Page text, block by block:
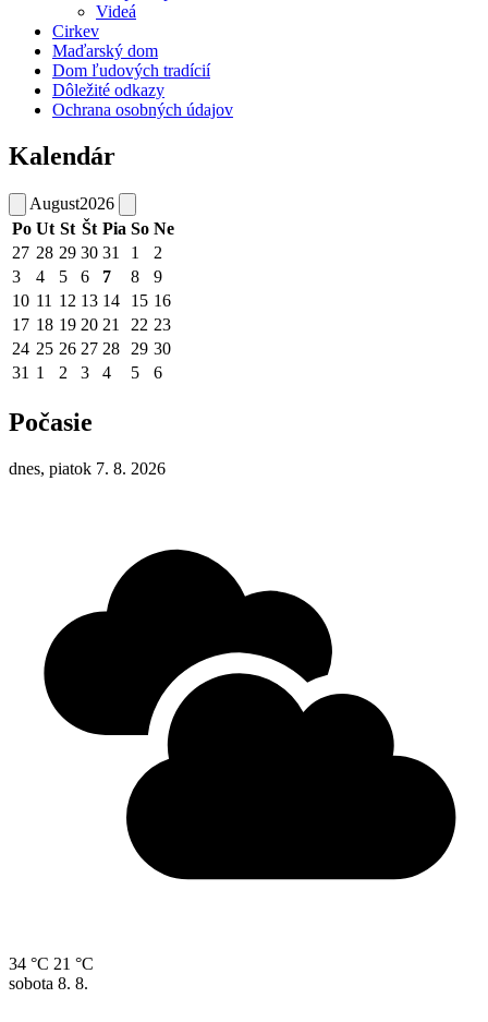
Videá
Cirkev
Maďarský dom
Dom ľudových tradícií
Dôležité odkazy
Ochrana osobných údajov
Kalendár
August2026
Po Ut St Št Pia So Ne
27 28 29 30 31 1
2
3
4 5 6 7 8
9
10 11 12 13 14 15 16
17 18 19 20 21 22 23
24 25 26 27 28 29 30
31 1 2 3 4 5 6
Počasie
dnes, piatok 7. 8. 2026
34 °C 21 °C
sobota 8. 8.